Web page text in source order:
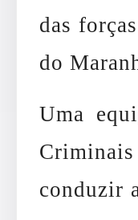
das
do
Uma
conduzir